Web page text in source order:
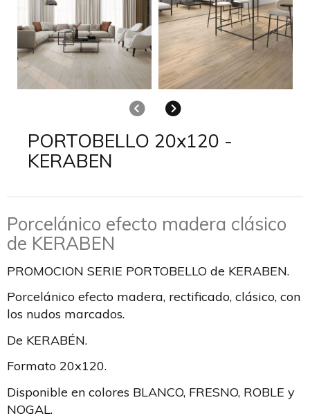
AnteriorSiguiente
PORTOBELLO 20x120 -
KERABEN
Porcelánico efecto madera clásico
de KERABEN
PROMOCION SERIE PORTOBELLO de KERABEN.
Porcelánico efecto madera, rectificado, clásico, con
los nudos marcados.
De KERABÉN.
Formato 20x120.
Disponible en colores BLANCO, FRESNO, ROBLE y
NOGAL.